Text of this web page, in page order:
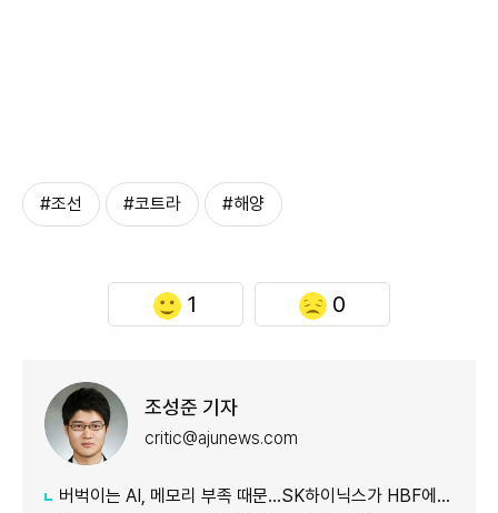
#조선 #코트라 #해양
1 0
조성준 기자
critic@ajunews.com
버벅이는 AI, 메모리 부족 때문…SK하이닉스가 HBF에 집중하는 이유